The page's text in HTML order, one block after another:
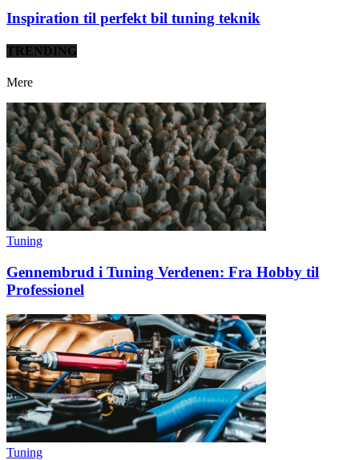
Inspiration til perfekt bil tuning teknik
TRENDING
Mere
Tuning
Gennembrud i Tuning Verdenen: Fra Hobby til
Professionel
Tuning